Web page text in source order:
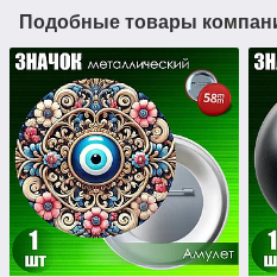
Подобные товары